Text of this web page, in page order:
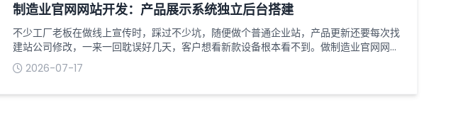
制造业官网网站开发：产品展示系统独立后台搭建
不少工厂老板在做线上宣传时，踩过不少坑，随便做个普通企业站，产品更新还要每次找
建站公司修改，一来一回耽误好几天，客户想看新款设备根本看不到。做制造业官网网站
开发，产品展示系统一定要搭配独立后台，自己就能随时操作，不用事事依赖技术人员，
对生产型企业来说实用性很高。普通展示网站的产品板块大多是固定页面，后台权限有
2026-07-17